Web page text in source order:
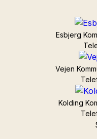
Esbjerg
Vejen
Kolding